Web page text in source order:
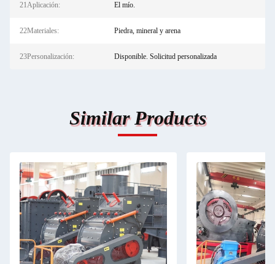
21Aplicación: El mío.
22Materiales: Piedra, mineral y arena
23Personalización: Disponible. Solicitud personalizada
Similar Products